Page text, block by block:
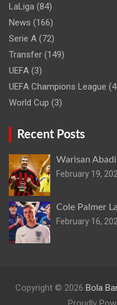
LaLiga (84)
News (166)
Serie A (72)
Transfer (149)
UEFA (3)
UEFA Champions League
World Cup (3)
Recent Posts
Warisan
February 19,
Cole Palmer
February 16,
Copyright © 2026 Bola